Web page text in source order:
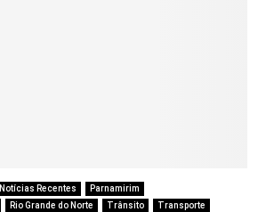
Notícias Recentes
Parnamirim
Rio Grande do Norte Trânsito
Transporte